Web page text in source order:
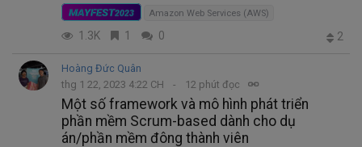
MAYFEST2023 Amazon Web Services (AWS)
1.3K 1 0 2
Hoàng Đức Quân
thg 1 22, 2023 4:22 CH
12 phút đọc
Một số framework và mô hình phát triển
phần mềm Scrum-based dành cho dụ
án/phần mềm đông thành viên